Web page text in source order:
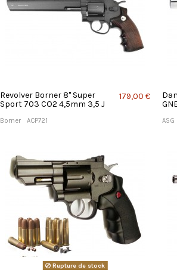
Revolver Borner 8'' Super
Sport 703 CO2 4,5mm 3,5 J
Borner ACP721
179,00 €
ASG
Rupture de stock